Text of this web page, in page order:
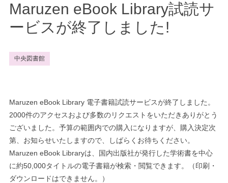
Maruzen eBook Library試読サ
ービスが終了しました!
中央図書館
Maruzen eBook Library 電子書籍試読サービスが終了しました。
2000件のアクセスおよび多数のリクエストをいただきありがとう
ございました。予算の範囲内での購入になりますが、購入決定次
第、お知らせいたしますので、しばらくお待ちください。
Maruzen eBook Libraryは、国内出版社が発行した学術書を中心
に約50,000タイトルの電子書籍が検索・閲覧できます。（印刷・
ダウンロードはできません。）